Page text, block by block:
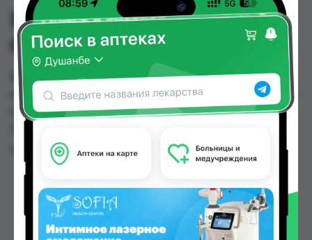
ВЛАЖНИЫЕ
САЛФЕТКИ 120ШТ
ВЛАЖНИЫЕ САЛФЕТКИ 120ШТ можно купить
или заказать в аптеках, Нишон №1, Релакс №1 по
цене от 10.00 TJS до 10.00 TJS в Душанбе и
Цена: от10.00 TJS